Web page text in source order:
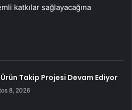
katkılar sağlayacağına
Takip Projesi Devam Ediyor
8, 2026